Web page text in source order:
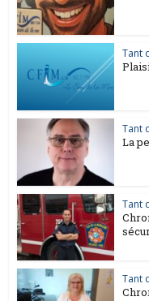
Tant
Tant
La
Tant
Tant